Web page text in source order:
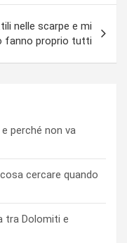
nelle scarpe e mi
fanno proprio tutti
perché non va
cercare quando
tra Dolomiti e